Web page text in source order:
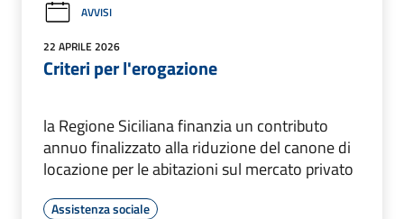
AVVISI
22 APRILE 2026
Criteri per l'erogazione
la Regione Siciliana finanzia un contributo
annuo finalizzato alla riduzione del canone di
locazione per le abitazioni sul mercato privato
Assistenza sociale